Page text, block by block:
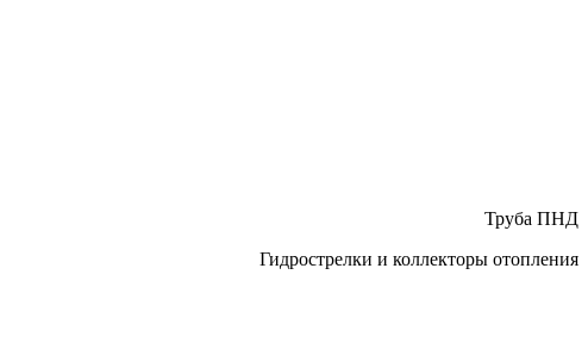
Труба ПНД
Гидрострелки и коллекторы отопления